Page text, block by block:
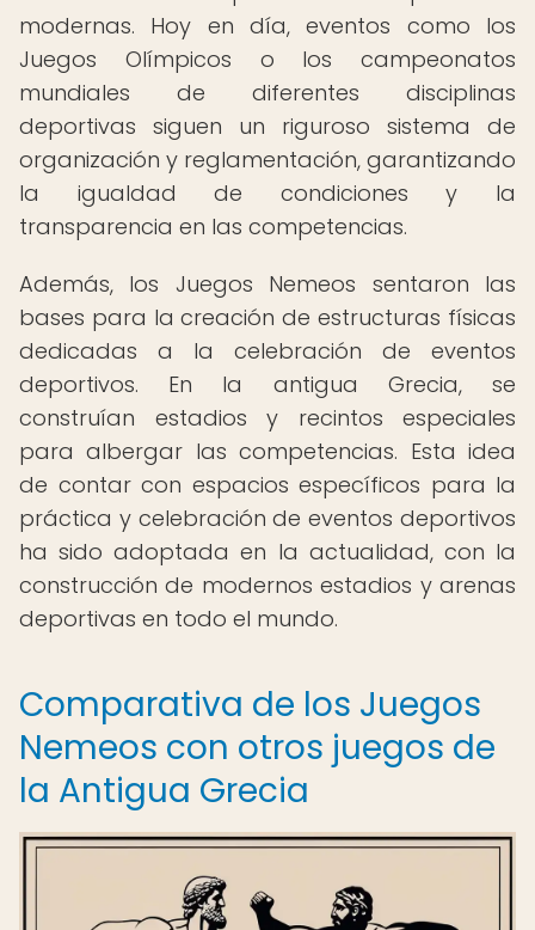
modernas. Hoy en día, eventos como los
Juegos Olímpicos o los campeonatos
mundiales de diferentes disciplinas
deportivas siguen un riguroso sistema de
organización y reglamentación, garantizando
la igualdad de condiciones y la
transparencia en las competencias.
Además, los Juegos Nemeos sentaron las
bases para la creación de estructuras físicas
dedicadas a la celebración de eventos
deportivos. En la antigua Grecia, se
construían estadios y recintos especiales
para albergar las competencias. Esta idea
de contar con espacios específicos para la
práctica y celebración de eventos deportivos
ha sido adoptada en la actualidad, con la
construcción de modernos estadios y arenas
deportivas en todo el mundo.
Comparativa de los Juegos
Nemeos con otros juegos de
la Antigua Grecia